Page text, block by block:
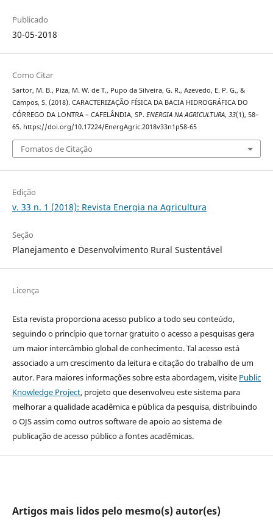
Publicado
30-05-2018
Como Citar
Sartor, M. B., Piza, M. W. de T., Pupo da Silveira, G. R., Azevedo, E. P. G., &
Campos, S. (2018). CARACTERIZAÇÃO FÍSICA DA BACIA HIDROGRÁFICA DO
CÓRREGO DA LONTRA – CAFELÂNDIA, SP. ENERGIA NA AGRICULTURA, 33(1), 58–
65. https://doi.org/10.17224/EnergAgric.2018v33n1p58-65
Fomatos de Citação
Edição
v. 33 n. 1 (2018): Revista Energia na Agricultura
Seção
Planejamento e Desenvolvimento Rural Sustentável
Licença
Esta revista proporciona acesso publico a todo seu conteúdo,
seguindo o princípio que tornar gratuito o acesso a pesquisas gera
um maior intercâmbio global de conhecimento. Tal acesso está
associado a um crescimento da leitura e citação do trabalho de um
autor. Para maiores informações sobre esta abordagem, visite Public
Knowledge Project, projeto que desenvolveu este sistema para
melhorar a qualidade acadêmica e pública da pesquisa, distribuindo
o OJS assim como outros software de apoio ao sistema de
publicação de acesso público a fontes acadêmicas.
Artigos mais lidos pelo mesmo(s) autor(es)